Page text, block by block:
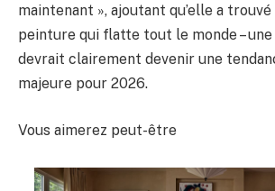
maintenant », ajoutant qu’elle a
peinture qui flatte tout le monde –
devrait clairement devenir une
majeure pour 2026.
Vous aimerez peut-être